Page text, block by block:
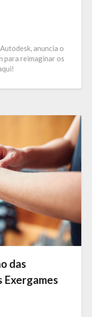
anuncia o
para reimaginar os
das
Exergames